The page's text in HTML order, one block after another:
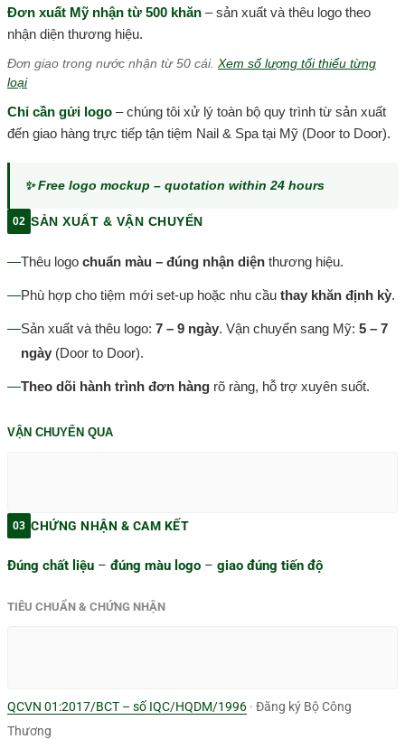
Đơn xuất Mỹ nhận từ 500 khăn – sản xuất và thêu logo theo
nhận diện thương hiệu.
Đơn giao trong nước nhận từ 50 cái. Xem số lượng tối thiểu từng
loại
Chỉ cần gửi logo – chúng tôi xử lý toàn bộ quy trình từ sản xuất
đến giao hàng trực tiếp tận tiệm Nail & Spa tại Mỹ (Door to Door).
✨ Free logo mockup – quotation within 24 hours
02 SẢN XUẤT & VẬN CHUYỂN
—Thêu logo chuẩn màu – đúng nhận diện thương hiệu.
—Phù hợp cho tiệm mới set-up hoặc nhu cầu thay khăn định kỳ.
—Sản xuất và thêu logo: 7 – 9 ngày. Vận chuyển sang Mỹ: 5 – 7
ngày (Door to Door).
—Theo dõi hành trình đơn hàng rõ ràng, hỗ trợ xuyên suốt.
VẬN CHUYỂN QUA
03 CHỨNG NHẬN & CAM KẾT
Đúng chất liệu – đúng màu logo – giao đúng tiến độ
TIÊU CHUẨN & CHỨNG NHẬN
QCVN 01:2017/BCT – số IQC/HQDM/1996 · Đăng ký Bộ Công
Thương